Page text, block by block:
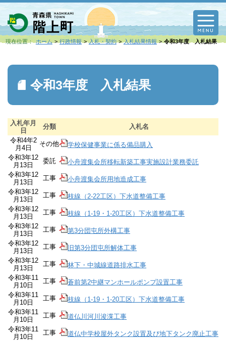
現在位置： ホーム 行政情報 入札・契約 入札結果情報 令和3年度 入札結果
令和3年度 入札結果
入札年月
日
分類
入札名
令和4年2
月4日
その他
学校保健事業に係る備品購入
令和3年12
月13日
委託
小舟渡集会所移転新築工事実施設計業務委託
令和3年12
月13日
工事
小舟渡集会所用地造成工事
令和3年12
月13日
工事
枝線（2-22工区）下水道整備工事
令和3年12
月13日
工事
枝線（1-19・1-20工区）下水道整備工事
令和3年12
月13日
工事
第3分団屯所外構工事
令和3年12
月13日
工事
旧第3分団屯所解体工事
令和3年12
月13日
工事
林下・中城線道路排水工事
令和3年11
月10日
工事
蒼前第2中継マンホールポンプ設置工事
令和3年11
月10日
工事
枝線（1-19・1-20工区）下水道整備工事
令和3年11
月10日
工事
道仏川河川浚渫工事
令和3年11
月10日
工事
道仏中学校屋外タンク設置及び地下タンク廃止工事